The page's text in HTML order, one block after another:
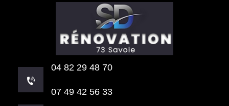
04 82 29 48 70
07 49 42 56 33